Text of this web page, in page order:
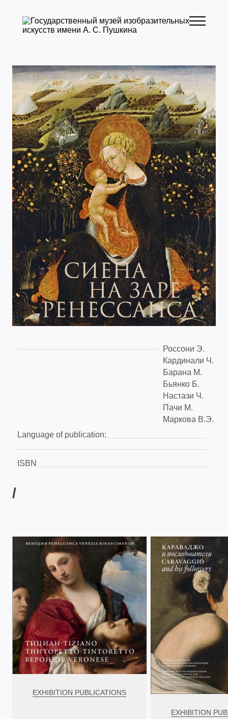
Россони Э.
Кардинали Ч.
Барана М.
Бьянко Б.
Настази Ч.
Пачи М.
Маркова В.Э.
Language of publication:
ISBN
/
EXHIBITION PUBLICATIONS
EXHIBITION